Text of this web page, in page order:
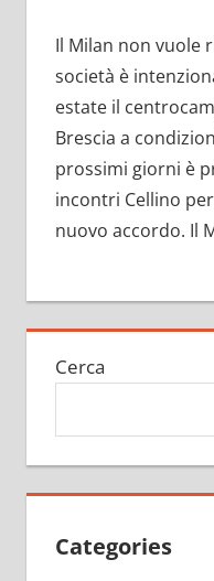
Il Milan non vuole
società è
estate il
Brescia a
prossimi giorni è
incontri Cellino
nuovo accordo. Il
Cerca
Categories